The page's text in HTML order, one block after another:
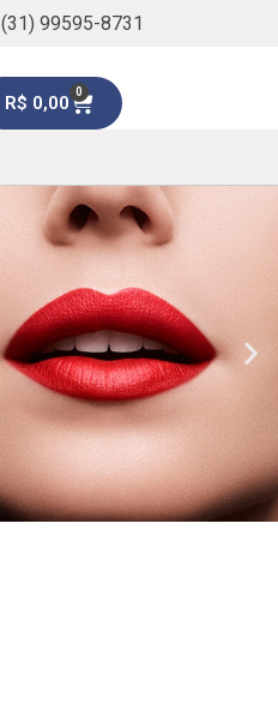
(31) 99595-8731
R$ 0,00 0